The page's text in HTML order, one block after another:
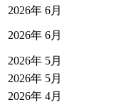
2026年 6月
2026年 6月
2026年 5月
2026年 5月
2026年 4月